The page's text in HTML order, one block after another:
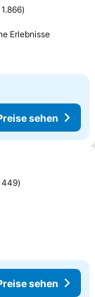
1.866
ErlebnissePreise
sehen
449
sehen